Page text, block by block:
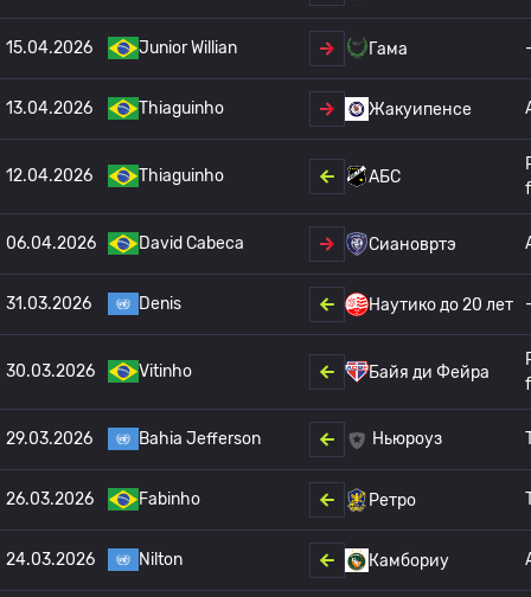
15.04.2026 Junior Willian Гама
13.04.2026 Thiaguinho Жакуипенсе
12.04.2026 Thiaguinho АБС
06.04.2026 David Cabeca Сиановртэ
31.03.2026 Denis Наутико до 20 лет
30.03.2026 Vitinho Байя ди Фейра
29.03.2026 Bahia Jefferson Ньюроуз
26.03.2026 Fabinho Ретро
24.03.2026 Nilton Камбориу